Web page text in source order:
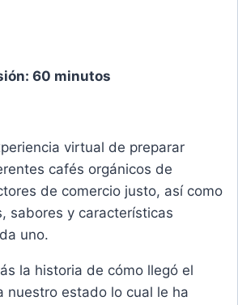
60 minutos
virtual de preparar
cafés orgánicos de
de comercio justo, así como
sabores y características
uno.
la historia de cómo llegó el
nuestro estado lo cual le ha